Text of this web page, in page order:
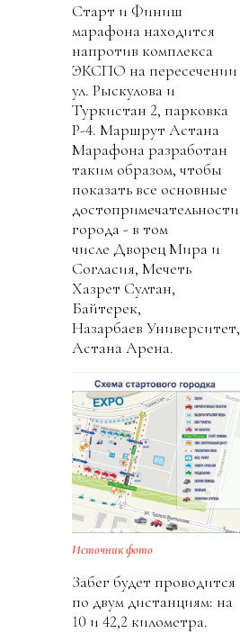
Старт и Финиш
марафона находится
напротив комплекса
ЭКСПО на пересечении
ул. Рыскулова и
Туркистан 2, парковка
P-4. Маршрут Астана
Марафона разработан
таким образом, чтобы
показать все основные
достопримечательности
города - в том
числе Дворец Мира и
Согласия, Мечеть
Хазрет Султан,
Байтерек,
Назарбаев Университет,
Астана Арена.⠀
Источник фото
Забег будет проводится
по двум дистанциям: на
10 и 42,2 километра.